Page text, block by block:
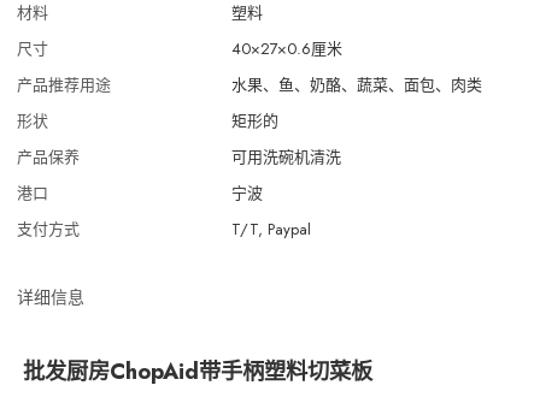
材料
塑料
尺寸
40×27×0.6厘米
产品推荐用途
水果、鱼、奶酪、蔬菜、面包、肉类
形状
矩形的
产品保养
可用洗碗机清洗
港口
宁波
支付方式
T/T, Paypal
详细信息
批发厨房ChopAid带手柄塑料切菜板